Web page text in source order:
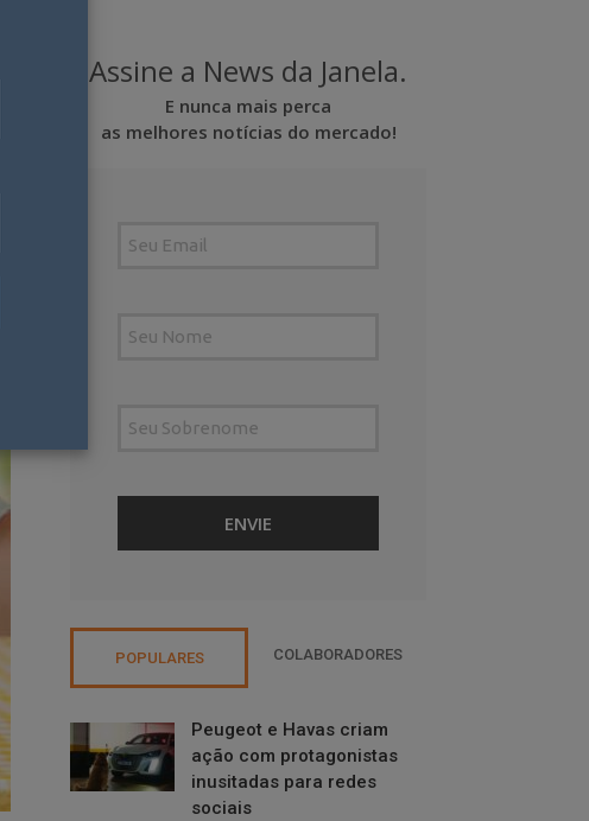
Assine a News da Janela.
E nunca mais perca
as melhores notícias do mercado!
POPULARES COLABORADORES
Peugeot e Havas criam
ação com protagonistas
inusitadas para redes
sociais